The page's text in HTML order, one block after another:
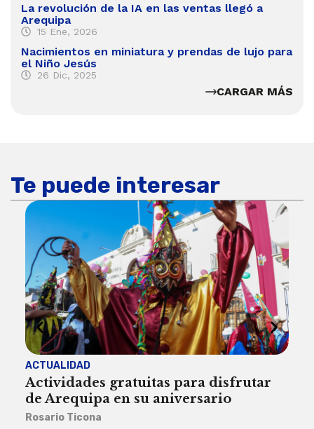
La revolución de la IA en las ventas llegó a
Arequipa
15 Ene, 2026
Nacimientos en miniatura y prendas de lujo para
el Niño Jesús
26 Dic, 2025
CARGAR MÁS
Te puede interesar
ACTUALIDAD
Actividades gratuitas para disfrutar
de Arequipa en su aniversario
Rosario Ticona